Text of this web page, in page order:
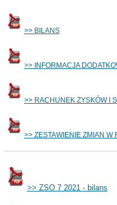
>> BILANS
>> INFORMACJA
>> RACHUNEK ZYSKÓW I
>> ZESTAWIENIE ZMIAN W
>> ZSO 7 2021 - bilans